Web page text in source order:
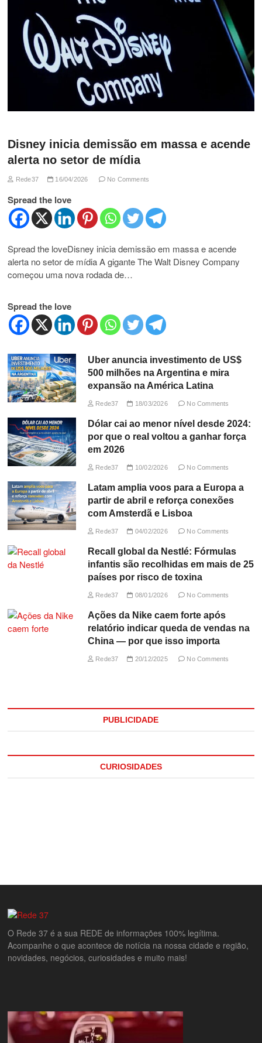
Disney inicia demissão em massa e acende
alerta no setor de mídia
Rede37 16/04/2026 No Comments
Spread the love
Spread the loveDisney inicia demissão em massa e acende
alerta no setor de mídia A gigante The Walt Disney Company
começou uma nova rodada de…
Spread the love
Uber anuncia investimento de US$
500 milhões na Argentina e mira
expansão na América Latina
Rede37 18/03/2026 No Comments
Dólar cai ao menor nível desde 2024:
por que o real voltou a ganhar força
em 2026
Rede37 10/02/2026 No Comments
Latam amplia voos para a Europa a
partir de abril e reforça conexões
com Amsterdã e Lisboa
Rede37 04/02/2026 No Comments
Recall global da Nestlé: Fórmulas
infantis são recolhidas em mais de 25
países por risco de toxina
Rede37 08/01/2026 No Comments
Ações da Nike caem forte após
relatório indicar queda de vendas na
China — por que isso importa
Rede37 20/12/2025 No Comments
PUBLICIDADE
CURIOSIDADES
O Rede 37 é a sua REDE de informações 100% legítima.
Acompanhe o que acontece de notícia na nossa cidade e região,
novidades, negócios, curiosidades e muito mais!